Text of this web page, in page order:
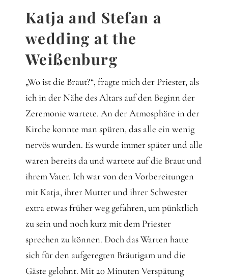
Katja and Stefan a
wedding at the
Weißenburg
„Wo ist die Braut?“, fragte mich der Priester, als
ich in der Nähe des Altars auf den Beginn der
Zeremonie wartete. An der Atmosphäre in der
Kirche konnte man spüren, das alle ein wenig
nervös wurden. Es wurde immer später und alle
waren bereits da und wartete auf die Braut und
ihrem Vater. Ich war von den Vorbereitungen
mit Katja, ihrer Mutter und ihrer Schwester
extra etwas früher weg gefahren, um pünktlich
zu sein und noch kurz mit dem Priester
sprechen zu können. Doch das Warten hatte
sich für den aufgeregten Bräutigam und die
Gäste gelohnt. Mit 20 Minuten Verspätung